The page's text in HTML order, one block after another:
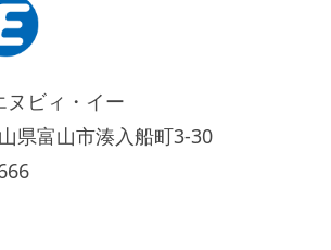
ビィ・イー
県富山市湊入船町3-30